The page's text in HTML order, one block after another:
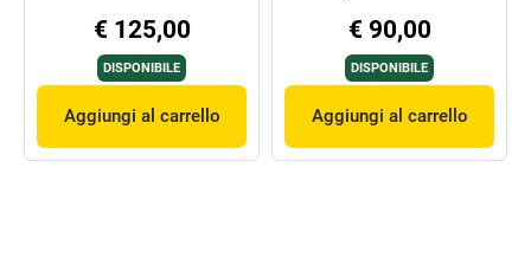
€ 125,00
DISPONIBILE
Aggiungi al carrello
€ 90,00
DISPONIBILE
Aggiungi al carrello